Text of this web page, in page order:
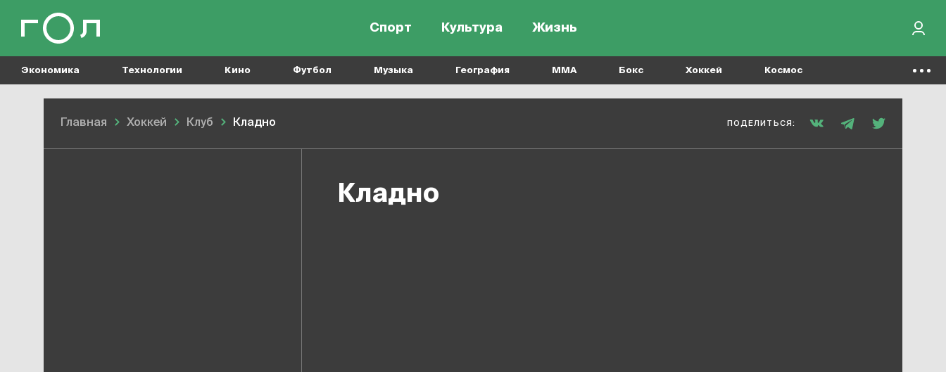
Спорт Культура Жизнь
Экономика Технологии Кино Футбол Музыка География MMA Бокс Хоккей Космос
Главная Хоккей Клуб Кладно ПОДЕЛИТЬСЯ:
Кладно